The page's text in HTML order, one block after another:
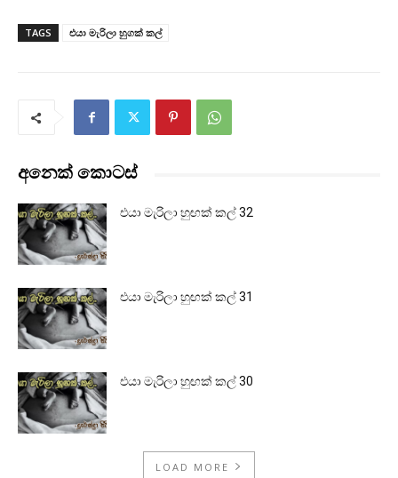
TAGS එයා මැරිලා හුගක් කල්
අනෙක් කොටස්
එයා මැරිලා හුඟක් කල් 32
එයා මැරිලා හුඟක් කල් 31
එයා මැරිලා හුඟක් කල් 30
LOAD MORE